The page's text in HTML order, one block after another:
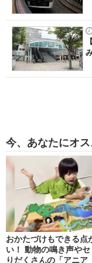
今、あなたにオス
おかたづけもできる点
い！ 動物の鳴き声や
りだくさんの「アニ